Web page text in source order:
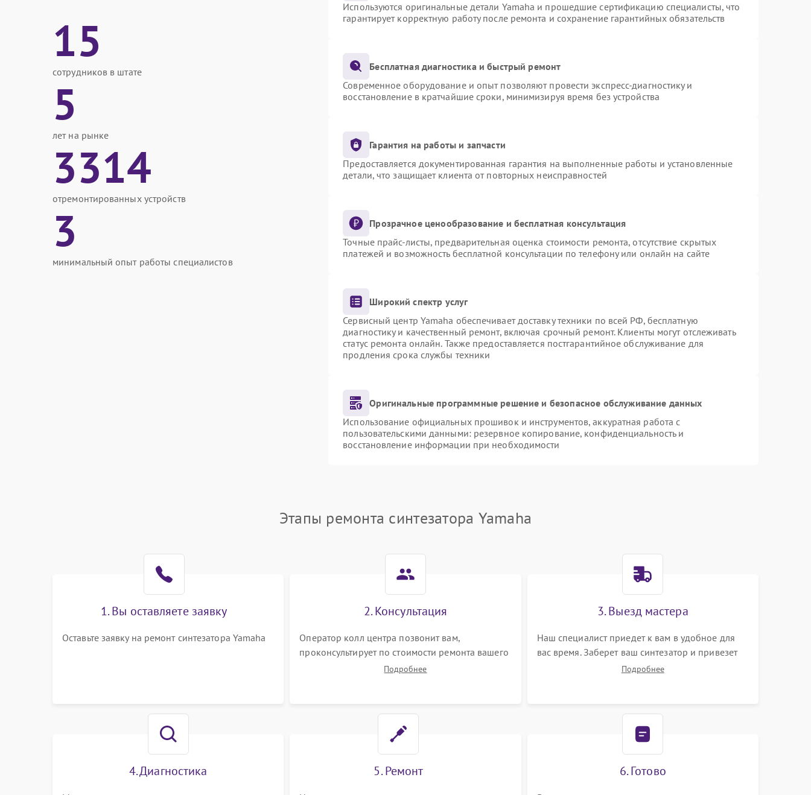
15
сотрудников в штате
5
лет на рынке
3314
отремонтированных устройств
3
минимальный опыт работы специалистов
Используются оригинальные детали Yamaha и прошедшие сертификацию специалисты, что
гарантирует корректную работу после ремонта и сохранение гарантийных обязательств
Бесплатная диагностика и быстрый ремонт
Современное оборудование и опыт позволяют провести экспресс-диагностику и
восстановление в кратчайшие сроки, минимизируя время без устройства
Гарантия на работы и запчасти
Предоставляется документированная гарантия на выполненные работы и установленные
детали, что защищает клиента от повторных неисправностей
Прозрачное ценообразование и бесплатная консультация
Точные прайс-листы, предварительная оценка стоимости ремонта, отсутствие скрытых
платежей и возможность бесплатной консультации по телефону или онлайн на сайте
Широкий спектр услуг
Сервисный центр Yamaha обеспечивает доставку техники по всей РФ, бесплатную
диагностику и качественный ремонт, включая срочный ремонт. Клиенты могут отслеживать
статус ремонта онлайн. Также предоставляется постгарантийное обслуживание для
продления срока службы техники
Оригинальные программные решение и безопасное обслуживание данных
Использование официальных прошивок и инструментов, аккуратная работа с
пользовательскими данными: резервное копирование, конфиденциальность и
восстановление информации при необходимости
Этапы ремонта синтезатора Yamaha
1. Вы оставляете заявку
Оставьте заявку на ремонт синтезатора Yamaha
2. Консультация
Оператор колл центра позвонит вам,
проконсультирует по стоимости ремонта вашего
синтезатора а также ответит на все ваши
Подробнее
3. Выезд мастера
Наш специалист приедет к вам в удобное для
вас время. Заберет ваш синтезатор и привезет
на склад для диагностики.
Подробнее
4. Диагностика 5. Ремонт 6. Готово